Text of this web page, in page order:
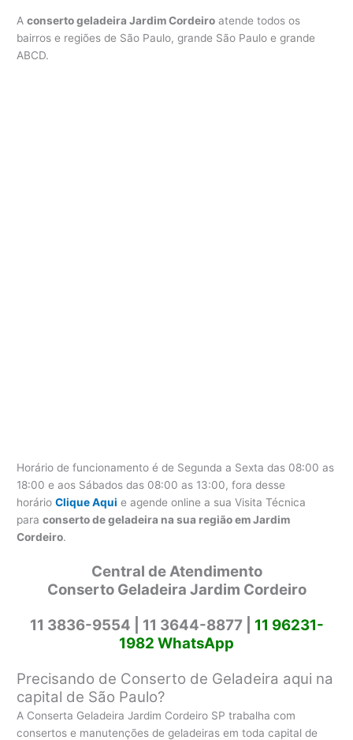
Aconserto geladeira Jardim Cordeiro atende todos os
bairros e regiões de São Paulo, grande São Paulo e grande
ABCD.
Horário de funcionamento é de Segunda a Sexta das 08:00 as
18:00 e aos Sábados das 08:00 as 13:00, fora desse
horárioClique Aqui e agende online a sua Visita Técnica
paraconserto de geladeira na sua região em Jardim
Cordeiro.
Central de Atendimento
Conserto Geladeira Jardim Cordeiro
11 3836-9554 | 11 3644-8877 | 11 96231-
1982 WhatsApp
Precisando de Conserto de Geladeira aqui na
capital de São Paulo?
A Conserta Geladeira Jardim Cordeiro SP trabalha com
consertos e manutenções de geladeiras em toda capital de